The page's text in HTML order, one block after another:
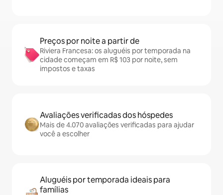
Preços por noite a partir de
Riviera Francesa: os aluguéis por temporada na
cidade começam em R$ 103 por noite, sem
impostos e taxas
Avaliações verificadas dos hóspedes
Mais de 4.070 avaliações verificadas para ajudar
você a escolher
Aluguéis por temporada ideais para
famílias